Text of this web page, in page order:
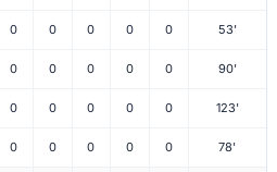
0 0 0 0 0 53'
0 0 0 0 0 90'
0 0 0 0 0 123'
0 0 0 0 0 78'